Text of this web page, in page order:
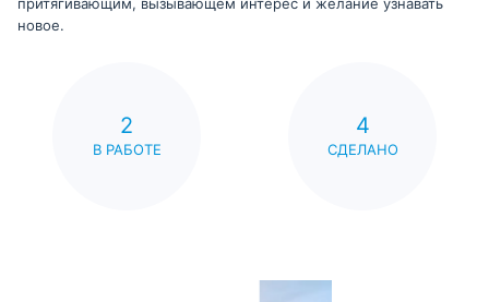
притягивающим, вызывающем интерес и желание узнавать
новое.
2
В РАБОТЕ
4
СДЕЛАНО